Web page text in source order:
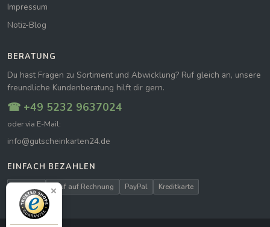
Impressum
Notiz-Blog
BERATUNG
Du hast Fragen zu Sortiment und Abwicklung? Ruf gleich an, unsere
freundliche Kundenberatung hilft dir gern.
☎ +49 5232 9637024
oder via E-Mail:
info@gutscheinkarten24.de
EINFACH BEZAHLEN
Kauf auf Rechnung PayPal Kreditkarte